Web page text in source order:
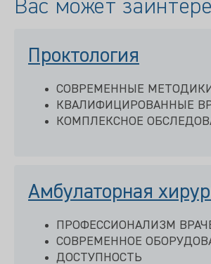
Вас может
Проктология
СОВРЕМЕННЫЕ
КВАЛИФИЦИРОВАННЫЕ
КОМПЛЕКСНОЕ
Амбулаторная
ПРОФЕССИОНАЛИЗМ
СОВРЕМЕННОЕ
ДОСТУПНОСТЬ